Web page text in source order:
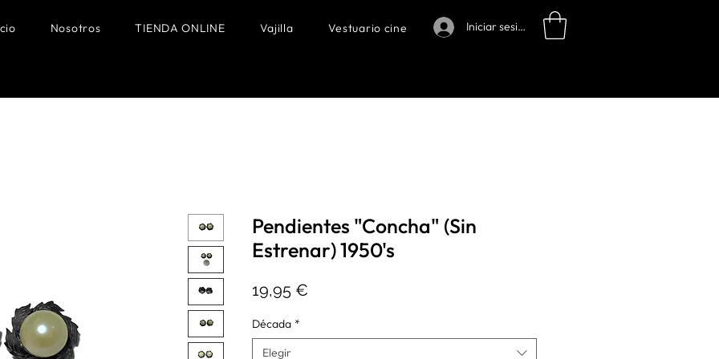
Nosotros TIENDA ONLINE Vajilla Vestuario cine Iniciar sesión
Pendientes "Concha" (Sin
Estrenar) 1950's
19,95 €
Década *
Elegir